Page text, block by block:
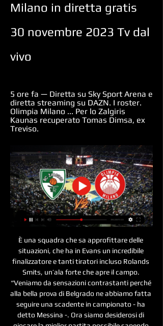
Milano in diretta gratis
30 novembre 2023 Tv dal
vivo
5 ore fa — Diretta su Sky Sport Arena e
diretta streaming su DAZN. I roster.
Olimpia Milano ... Per lo Zalgiris
Kaunas recuperato Tomas Dimsa, ex
Treviso.
È una squadra che sa approfittare delle
situazioni, che ha in Evans un incredibile
finalizzatore e tanti tiratori incluso Rolands
Smits, un’ala forte che apre il campo.
“Veniamo da sensazioni contrastanti perché
alla bella prova di Belgrado ne abbiamo fatta
seguire una scadente in campionato - ha
detto Messina -. Ora siamo desiderosi di